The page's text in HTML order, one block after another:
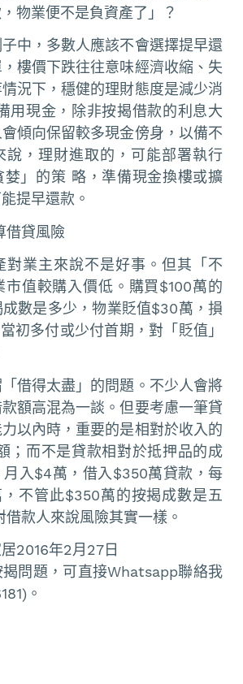
，物業便不是負資產了」？
中，多數人應該不會選擇提早還
樓價下跌往往意味經濟收縮、失
況下，穩健的理財態度是減少消
用現金，除非按揭借款的利息大
傾向保留較多現金傍身，以備不
說，理財進取的，可能部署執行
婪」的策 略，準備現金換樓或擴
提早還款。
借貸風險
對業主來說不是好事。但其「不
市值較購入價低。購買$100萬的
數是多少，物業貶值$30萬，損
初多付或少付首期，對「貶值」
借得太盡」的問題。不少人會將
額高混為一談。但要考慮一筆貸
以內時，重要的是相對於收入的
；而不是貸款相對於抵押品的成
月入$4萬，借入$350萬貸款，每
，不管此$350萬的按揭成數是五
款人來說風險其實一樣。
2016年2月27日
問題，可直接Whatsapp聯絡我
。